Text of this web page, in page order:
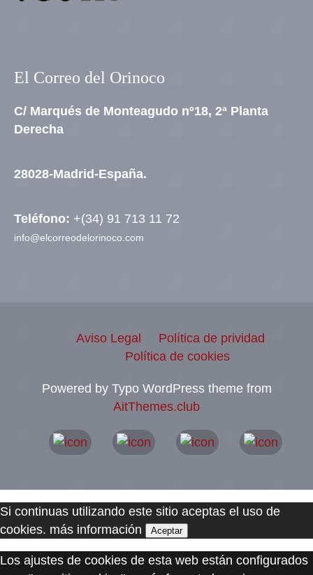
El Correo del Orinoco
C/ Marqués de Monteagudo nº18, 2ª Planta
Derecha
28028-Madrid-España.
Teléfono: +(34) 91 713 11 72
info@elcorreodelorinoco.com
Aviso Legal
Política de prividad
Política de cookies
Powered by Typo WordPress theme from
AitThemes.club
Si continuas utilizando este sitio aceptas el uso de
cookies. más información Aceptar
Los ajustes de cookies de esta web están configurados